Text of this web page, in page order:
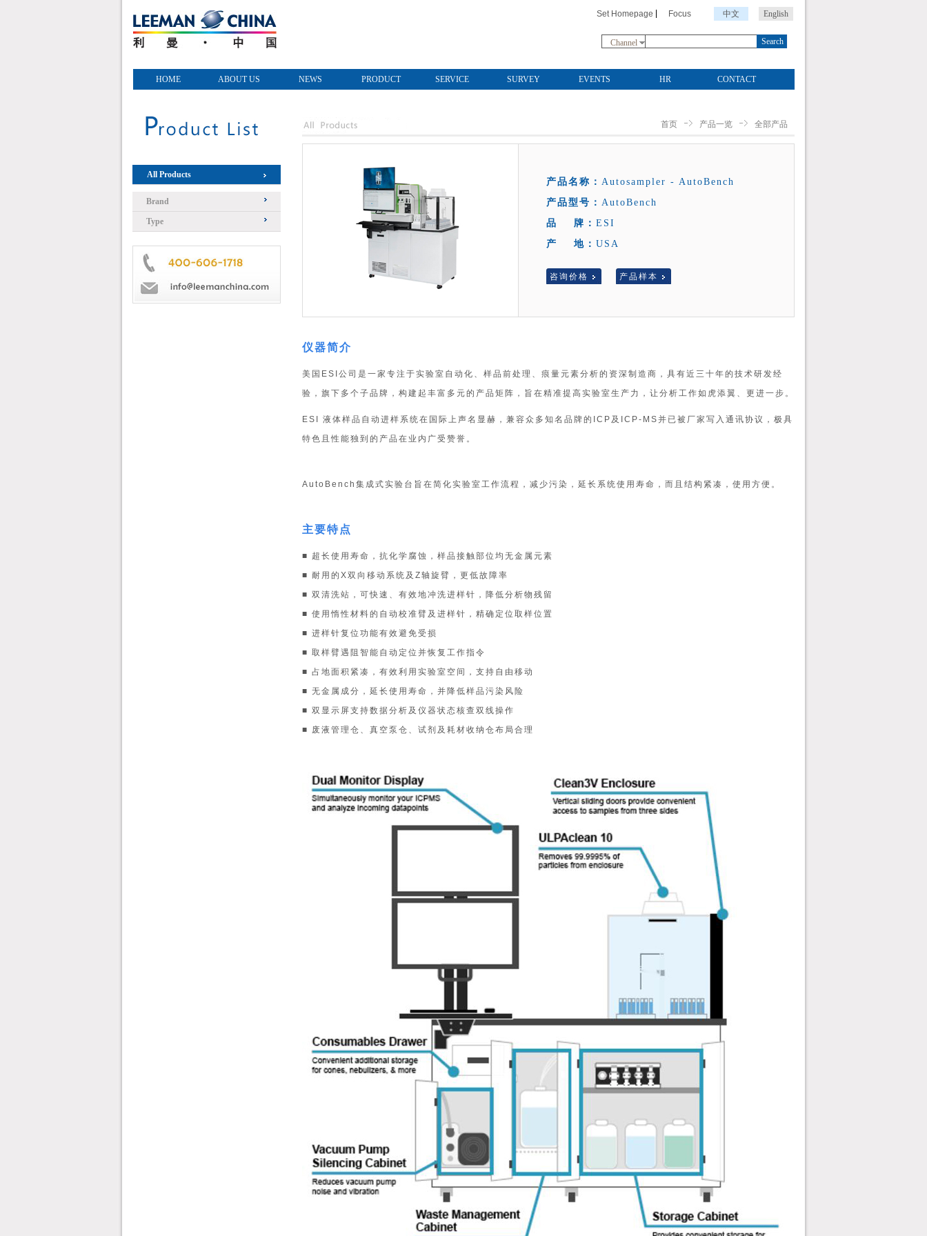
Set Homepage Focus 中文 English
Channel Search
HOME ABOUT US NEWS PRODUCT SERVICE SURVEY EVENTS HR CONTACT
All Products
Brand
Type
首页 产品一览 全部产品
产品名称： Autosampler - AutoBench
产品型号： AutoBench
品 牌： ESI
产 地： USA
咨询价格 产品样本
仪器简介
美国ESI公司是一家专注于实验室自动化、样品前处理、痕量元素分析的资深制造商，具有近三十年的技术研发经
验，旗下多个子品牌，构建起丰富多元的产品矩阵，旨在精准提高实验室生产力，让分析工作如虎添翼、更进一步 。
ESI 液体样品自动进样系统在国际上声名显赫，兼容众多知名品牌的ICP及ICP-MS并已被厂家写入通讯协议，极具
特色且性能独到的产品在业内广受赞誉。
AutoBench集成式实验台旨在简化实验室工作流程，减少污染，延长系统使用寿命，而且结构紧凑，使用方便。
主要特点
■ 超长使用寿命，抗化学腐蚀，样品接触部位均无金属元素
■ 耐用的X双向移动系统及Z轴旋臂，更低故障率
■ 双清洗站，可快速、有效地冲洗进样针，降低分析物残留
■ 使用惰性材料的自动校准臂及进样针，精确定位取样位置
■ 进样针复位功能有效避免受损
■ 取样臂遇阻智能自动定位并恢复工作指令
■ 占地面积紧凑，有效利用实验室空间，支持自由移动
■ 无金属成分，延长使用寿命，并降低样品污染风险
■ 双显示屏支持数据分析及仪器状态核查双线操作
■ 废液管理仓、真空泵仓、试剂及耗材收纳仓布局合理